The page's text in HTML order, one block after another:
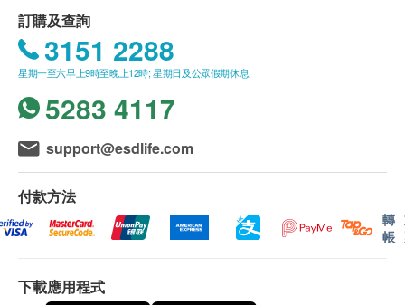
有助分辨中耳問題，包括耳膜穿孔和中耳積水等
聽覺反射閥值測試
量度中耳內的鐙骨肌對大聲聲音的收縮反射
耳聲發射聽力測試
透過一連串的特定聲音，以記錄內耳外毛細胞反
應，並評估外毛細胞的功能
進行聽力檢查後，一般情況下，需大概5個工作天跟
進檢查報告， 工作天不包括星期六、日及公眾假期。
客戶可選擇親身於辦公時間內，到中心領取報告；或
經平郵郵寄至登記地址。
客戶若進行聽力測試後後叁個月內不提取報告，所
有報告一律作銷毀處理及不會存底，客戶如需額外
索取報告複印本(測試後後叁個月內)，將收取$150
行政費。註意：複印本報告未必完整。
客人需自行承擔郵寄報告之風險。
上人士。
訂購及查詢
3151 2288
星期一至六早上9時至晚上12時; 星期日及公眾假期休息
5283 4117
support@esdlife.com
付款方法
轉
帳
下載應用程式